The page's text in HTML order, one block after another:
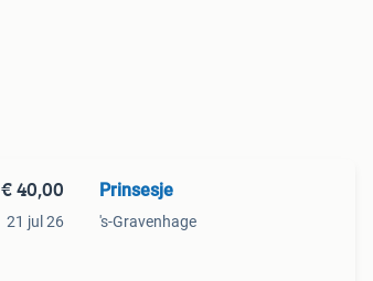
€ 40,00
21 jul 26
Prinsesje
's-Gravenhage